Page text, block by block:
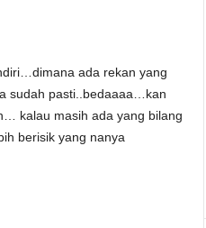
ada rekan yang
sudah pasti..bedaaaa…kan
kalau masih ada yang bilang
berisik yang nanya